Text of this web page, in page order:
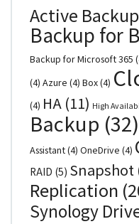
Active Backup
Backup for
Backup for Microsoft 365
(4) Azure (4) Box(4)
(4) HA (11) High
Backup (32)
Assistant(4) OneDrive (4)
RAID (5) Snapshot
Replication
Synology